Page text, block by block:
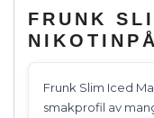
FRUNK
Frunk Slim Iced
smakprofil av